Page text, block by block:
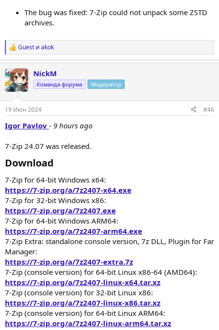
The bug was fixed: 7-Zip could not unpack some ZSTD
archives.
Р
е
к
ц
и
Guest и akok
NickM
Команда форума Модератор
19 Июн 2024 #46
Igor Pavlov - 9 hours ago
7-Zip 24.07 was released.
Download​
7-Zip for 64-bit Windows x64:
https://7-zip.org/a/7z2407-x64.exe
7-Zip for 32-bit Windows x86:
https://7-zip.org/a/7z2407.exe
7-Zip for 64-bit Windows ARM64:
https://7-zip.org/a/7z2407-arm64.exe
7-Zip Extra: standalone console version, 7z DLL, Plugin for Far
Manager:
https://7-zip.org/a/7z2407-extra.7z
7-Zip (console version) for 64-bit Linux x86-64 (AMD64):
https://7-zip.org/a/7z2407-linux-x64.tar.xz
7-Zip (console version) for 32-bit Linux x86:
https://7-zip.org/a/7z2407-linux-x86.tar.xz
7-Zip (console version) for 64-bit Linux ARM64:
https://7-zip.org/a/7z2407-linux-arm64.tar.xz